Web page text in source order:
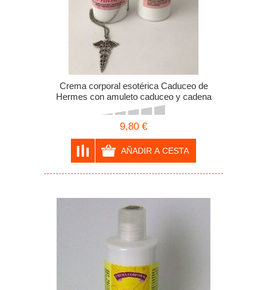
Crema corporal esotérica Caduceo de
Hermes con amuleto caduceo y cadena
9,80 €